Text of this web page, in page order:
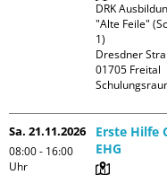
DRK
"Alte Feile"
1)
Dresdner
01705 Freital
Sa. 21.11.2026
08:00 - 16:00
Uhr
Erste Hilfe
EHG